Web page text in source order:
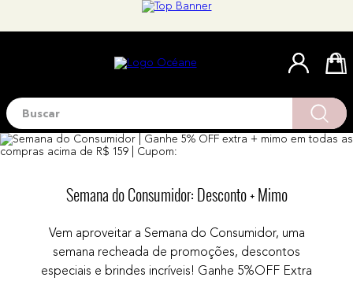
Buscar
Semana do Consumidor: Desconto + Mimo
Vem aproveitar a Semana do Consumidor, uma
semana recheada de promoções, descontos
especiais e brindes incríveis! Ganhe 5%OFF Extra
Termos mais buscados
1º
blush
base
mini
contorno